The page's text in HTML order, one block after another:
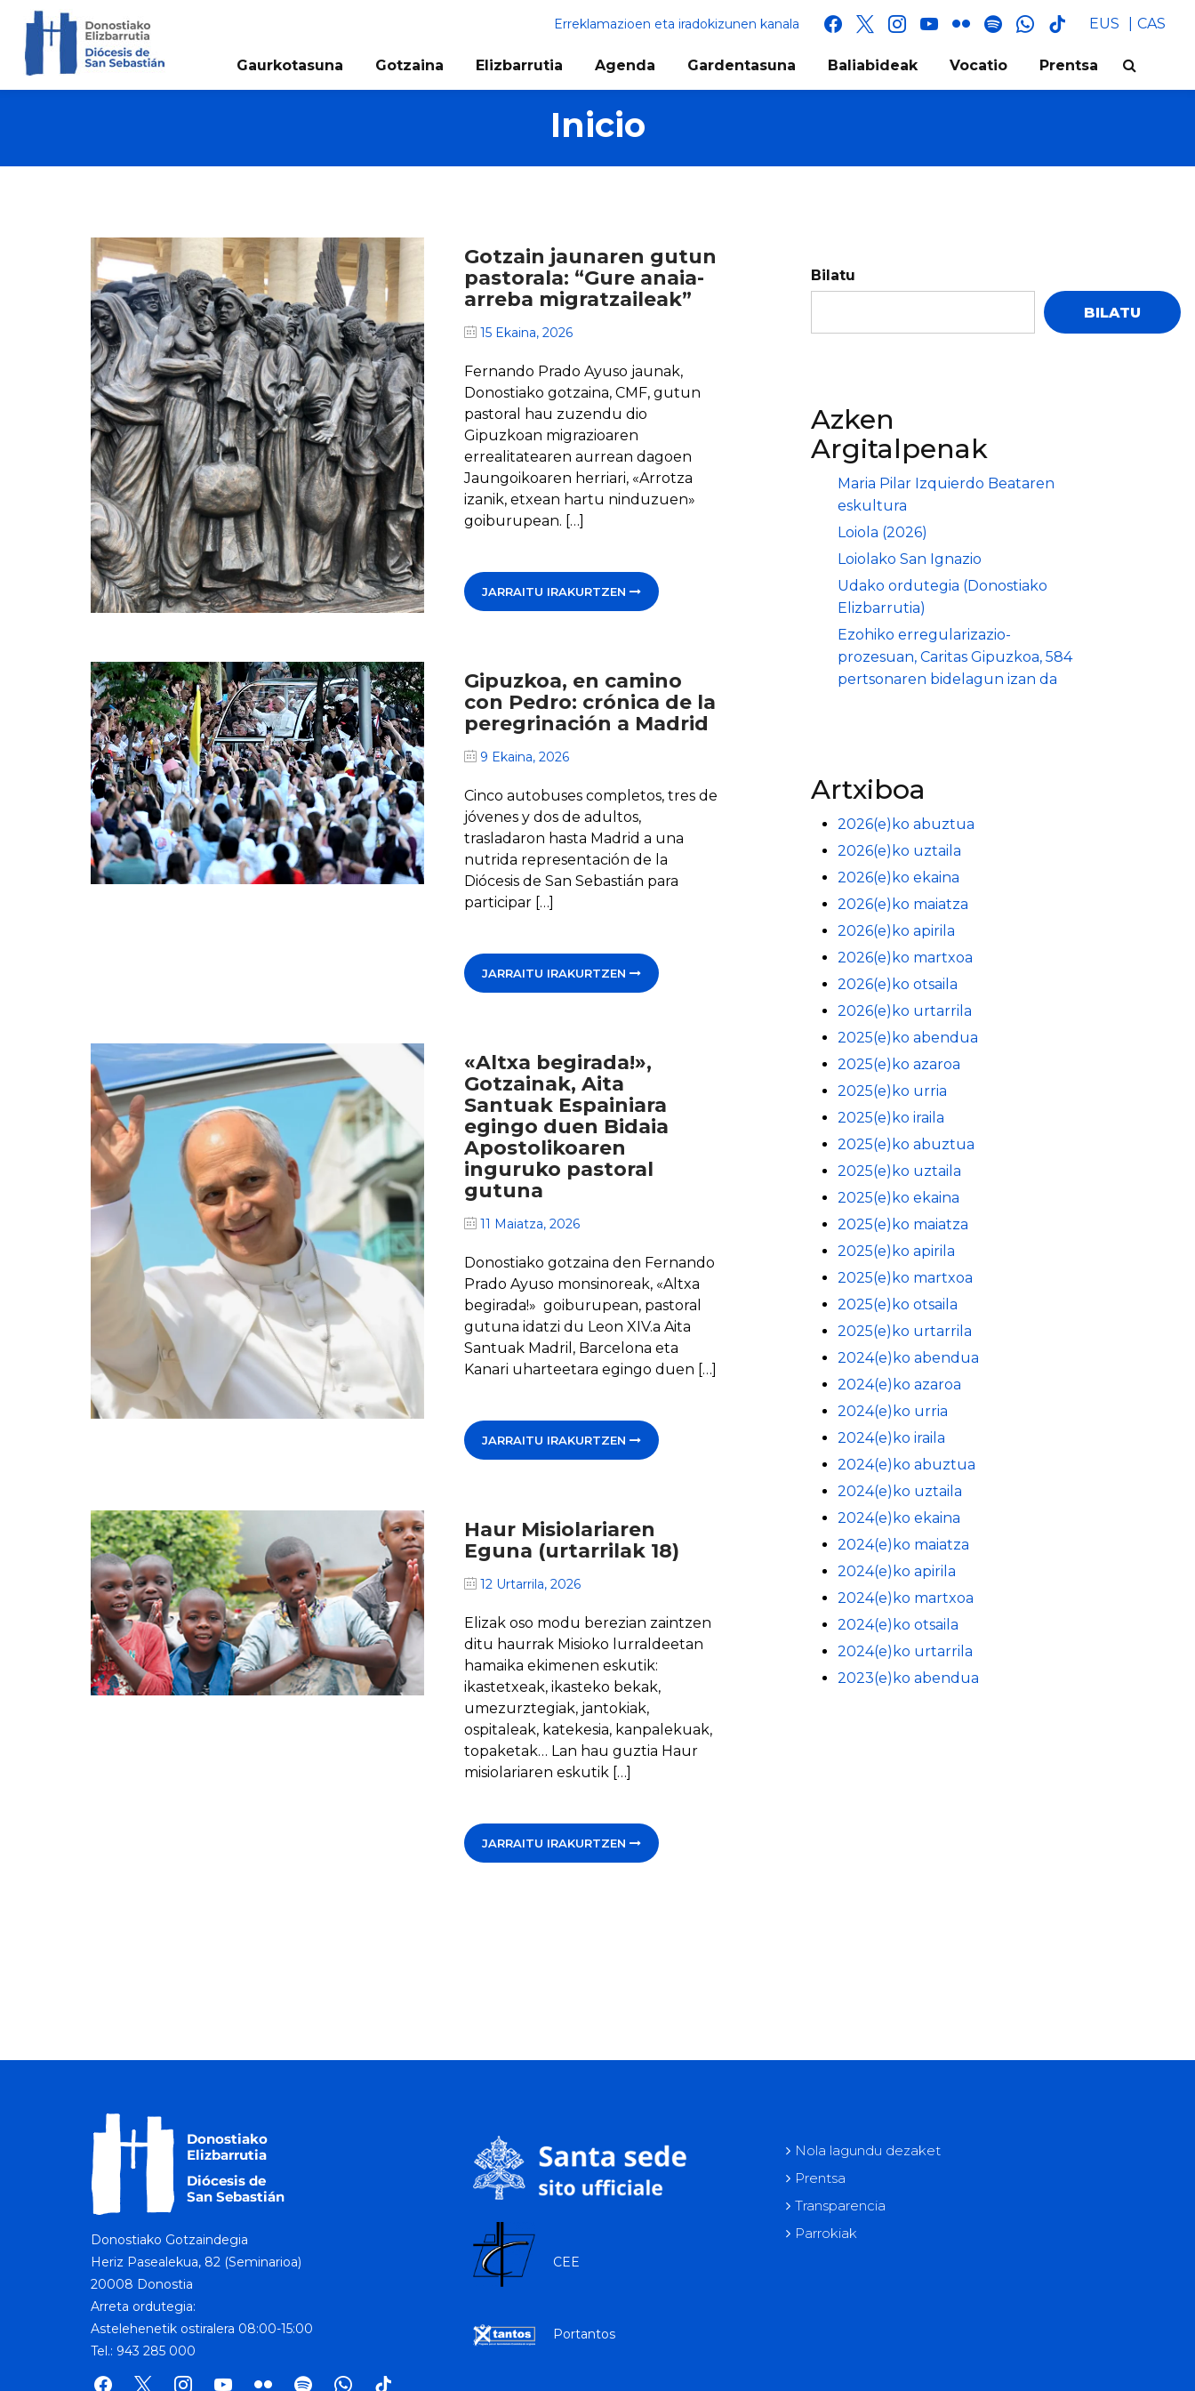
Erreklamazioen eta iradokizunen kanala facebook
x instagram
youtube
flickr spotifywhatsapp
tik
EUS CAS
Gaurkotasuna Gotzaina Elizbarrutia Agenda Gardentasuna Baliabideak Vocatio Prentsa
Inicio
Gotzain jaunaren gutun
pastorala: “Gure anaia-
arreba migratzaileak”
15 Ekaina, 2026
Fernando Prado Ayuso jaunak,
Donostiako gotzaina, CMF, gutun
pastoral hau zuzendu dio
Gipuzkoan migrazioaren
errealitatearen aurrean dagoen
Jaungoikoaren herriari, «Arrotza
izanik, etxean hartu ninduzuen»
goiburupean. […]
JARRAITU IRAKURTZEN
Gipuzkoa, en camino
con Pedro: crónica de la
peregrinación a Madrid
9 Ekaina, 2026
Cinco autobuses completos, tres de
jóvenes y dos de adultos,
trasladaron hasta Madrid a una
nutrida representación de la
Diócesis de San Sebastián para
participar […]
JARRAITU IRAKURTZEN
«Altxa begirada!»,
Gotzainak, Aita
Santuak Espainiara
egingo duen Bidaia
Apostolikoaren
inguruko pastoral
gutuna
11 Maiatza, 2026
Donostiako gotzaina den Fernando
Prado Ayuso monsinoreak, «Altxa
begirada!» goiburupean, pastoral
gutuna idatzi du Leon XIV.a Aita
Santuak Madril, Barcelona eta
Kanari uharteetara egingo duen […]
JARRAITU IRAKURTZEN
Haur Misiolariaren
Eguna (urtarrilak 18)
12 Urtarrila, 2026
Elizak oso modu berezian zaintzen
ditu haurrak Misioko lurraldeetan
hamaika ekimenen eskutik:
ikastetxeak, ikasteko bekak,
umezurztegiak, jantokiak,
ospitaleak, katekesia, kanpalekuak,
topaketak… Lan hau guztia Haur
misiolariaren eskutik […]
JARRAITU IRAKURTZEN
Bilatu
BILATU
Azken
Argitalpenak
Maria Pilar Izquierdo Beataren
eskultura
Loiola (2026)
Loiolako San Ignazio
Udako ordutegia (Donostiako
Elizbarrutia)
Ezohiko erregularizazio-
prozesuan, Caritas Gipuzkoa, 584
pertsonaren bidelagun izan da
Artxiboa
2026(e)ko abuztua
2026(e)ko uztaila
2026(e)ko ekaina
2026(e)ko maiatza
2026(e)ko apirila
2026(e)ko martxoa
2026(e)ko otsaila
2026(e)ko urtarrila
2025(e)ko abendua
2025(e)ko azaroa
2025(e)ko urria
2025(e)ko iraila
2025(e)ko abuztua
2025(e)ko uztaila
2025(e)ko ekaina
2025(e)ko maiatza
2025(e)ko apirila
2025(e)ko martxoa
2025(e)ko otsaila
2025(e)ko urtarrila
2024(e)ko abendua
2024(e)ko azaroa
2024(e)ko urria
2024(e)ko iraila
2024(e)ko abuztua
2024(e)ko uztaila
2024(e)ko ekaina
2024(e)ko maiatza
2024(e)ko apirila
2024(e)ko martxoa
2024(e)ko otsaila
2024(e)ko urtarrila
2023(e)ko abendua
Donostiako Gotzaindegia
Heriz Pasealekua, 82 (Seminarioa)
20008 Donostia
Arreta ordutegia:
Astelehenetik ostiralera 08:00-15:00
Tel.: 943 285 000
facebook
x instagramyoutube
flickr spotifywhatsapp
tik
CEE
Portantos
Nola lagundu dezaket
Prentsa
Transparencia
Parrokiak